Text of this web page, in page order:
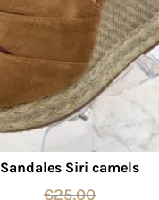
Sandales Siri camels
€25,00